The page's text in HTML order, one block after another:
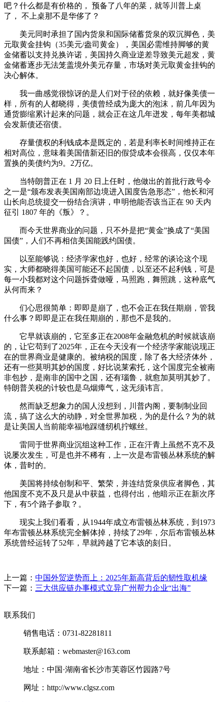
吧？什么都是有价格的， 预备了八年的菜，就等川普上桌
了， 不上桌那不是华侈了？
美元同时承担了国内货泉和国际储蓄货泉的双沉脚色，美
元取黄金挂钩（35美元/盎司黄金），美国必需维持脚够的黄
金储蓄以支持兑换许诺，美国持久商业逆差导致美元超发，黄
金储蓄逐步无法笼盖境外美元存量，市场对美元取黄金挂钩的
决心解体。
我一曲感觉很惊讶的是人们对于径的依赖，就好像美债一
样，所有的人都晓得，美债曾经成为庞大的泡沫，前几年因为
通货膨缩累计起来的问题，就会正在这几年迸发，每年美都城
会发新债还宿债。
存量债权的利钱成本是既定的，若是利率长时间维持正在
相对高位，意味着美国借新还旧的假贷成本会很高，仅仅本年
置换的美债约为9。2万亿。
当特朗普正在 1 月 20 日上任时，他做出的首批行政号令
之一是“颁布发表美国南部边境进入国度告急形态”，他长和河
山长向总统提交一份结合演讲，申明他能否该当正在 90 天内
征引 1807 年的《叛》？。
而今天世界商业的问题，只不外是把“黄金”换成了“美国
国债”，人们不再相信美国能践约国债。
以至能够说：经济学家也好，也好，经常的谈论这个现
实，大师都晓得美国可能还不起国债，以至还不起利钱，可是
每一小我都对这个问题拆聋做哑，马照跑，舞照跳，这种底气
从何而来？
们心思很简单：即即是崩了，也不会正在我任期崩，管我
什么事？即即是正在我任期崩的，那也不是我的。
它早就该崩的，它至多正在2008年金融危机的时候就该崩
的，让它苟到了2025年，正在今天没有一个经济学家能说现正
在的世界商业是健康的。被纳税的国度，除了各大经济体外，
还有一些莫明其妙的国度，好比说莱索托，这个国度完全被南
非包抄，是南非的国中之国，还有瑙鲁，就愈加莫明其妙了。
特朗普关税的计较也是乌烟瘴气，这无须讳言。
然而缺乏想象力的国人没想到，川普内阁，要制制业回
流，搞了这么大的动静，对全世界加税，为的是什么？为的就
是让美国人当前能幸福地踩缝纫机拧螺丝。
雷同于世界商业沉组这种工作，正在汗青上虽然不克不及
说屡次发生，可是也并不稀有，上一次是布雷顿丛林系统的解
体，昔时的。
美国将持续创制和平、繁荣，并连结货泉供应者脚色，其
他国度不克不及只是从中获益，也得付出，他暗示正在新次序
下，有5个路子参取？。
现实上我们看看，从1944年成立布雷顿丛林系统，到1973
年布雷顿丛林系统完全解体掉，持续了29年，尔后布雷顿丛林
系统曾经运转了52年，早就跨越了它本该的刻日。
上一篇： 中国外贸逆势而上：2025年新高背后的韧性取机缘
下一篇： 三大供应链办事模式立异广州帮力企业“出海”
联系我们
销售电话：0731-82281811
联系邮箱：webmaster@163.com
地址：中国·湖南省长沙市芙蓉区竹园路7号
网址：http://www.clgsz.com